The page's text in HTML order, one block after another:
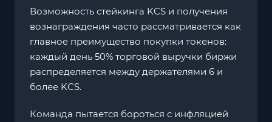
Возможность стейкинга KCS и получения
вознаграждения часто рассматривается как
главное преимущество покупки токенов:
каждый день 50% торговой выручки биржи
распределяется между держателями 6 и
более KCS.
Команда пытается бороться с инфляцией